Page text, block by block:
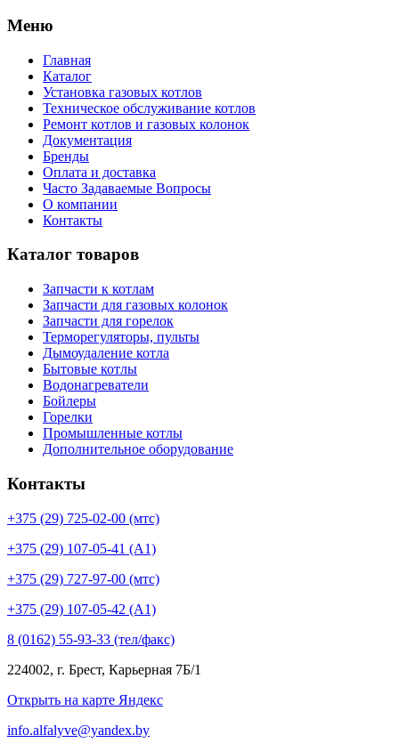
Меню
Главная
Каталог
Установка газовых котлов
Техническое обслуживание котлов
Ремонт котлов и газовых колонок
Документация
Бренды
Оплата и доставка
Часто Задаваемые Вопросы
О компании
Контакты
Каталог товаров
Запчасти к котлам
Запчасти для газовых колонок
Запчасти для горелок
Терморегуляторы, пульты
Дымоудаление котла
Бытовые котлы
Водонагреватели
Бойлеры
Горелки
Промышленные котлы
Дополнительное оборудование
Контакты
+375 (29) 725-02-00 (мтс)
+375 (29) 107-05-41 (А1)
+375 (29) 727-97-00 (мтс)
+375 (29) 107-05-42 (А1)
8 (0162) 55-93-33 (тел/факс)
224002, г. Брест, Карьерная 7Б/1
Открыть на карте Яндекс
info.alfalyve@yandex.by